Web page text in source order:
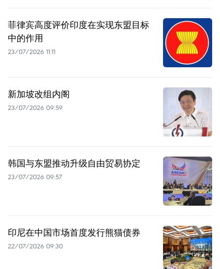
菲律宾高度评价印度在实现东盟目标
中的作用
23/07/2026 11:11
新加坡改组内阁
23/07/2026 09:59
韩国与东盟推动升级自由贸易协定
23/07/2026 09:57
印尼在中国市场首度发行熊猫债券
22/07/2026 09:30